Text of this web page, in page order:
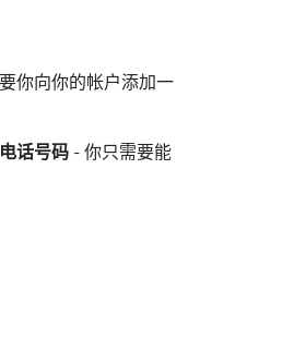
你向你的帐户添加一
话号码 - 你只需要能